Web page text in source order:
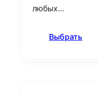
любых…
Выбрать